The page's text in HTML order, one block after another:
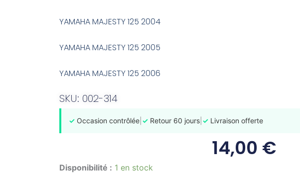
YAMAHA MAJESTY 125 2004
YAMAHA MAJESTY 125 2005
YAMAHA MAJESTY 125 2006
SKU: 002-314
✓ Occasion contrôlée ✓ Retour 60 jours ✓ Livraison offerte
14,00 €
Disponibilité : 1 en stock
quantité